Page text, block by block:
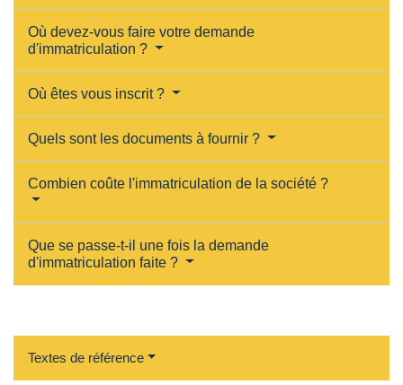
Où devez-vous faire votre demande
d'immatriculation ?
Où êtes vous inscrit ?
Quels sont les documents à fournir ?
Combien coûte l'immatriculation de la société ?
Que se passe-t-il une fois la demande
d'immatriculation faite ?
Textes de référence